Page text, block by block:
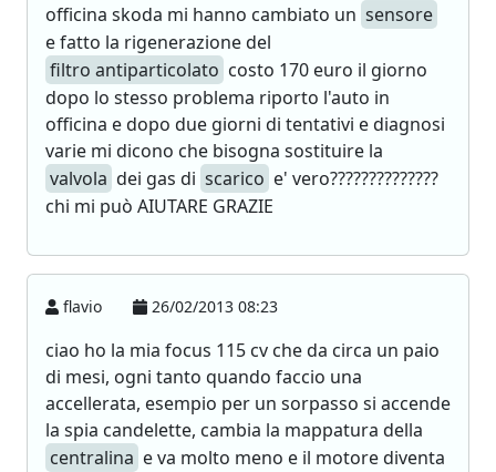
officina skoda mi hanno cambiato un sensore
e fatto la rigenerazione del
filtro antiparticolato costo 170 euro il giorno
dopo lo stesso problema riporto l'auto in
officina e dopo due giorni di tentativi e diagnosi
varie mi dicono che bisogna sostituire la
valvola dei gas di scarico e' vero??????????????
chi mi può AIUTARE GRAZIE
flavio 26/02/2013 08:23
ciao ho la mia focus 115 cv che da circa un paio
di mesi, ogni tanto quando faccio una
accellerata, esempio per un sorpasso si accende
la spia candelette, cambia la mappatura della
centralina e va molto meno e il motore diventa